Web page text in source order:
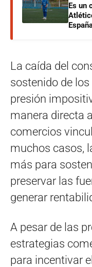
Es un
La caída del
sostenido de
presión
manera directa
comercios
muchos casos,
más para
preservar las
generar
A pesar de las
estrategias
para incentivar